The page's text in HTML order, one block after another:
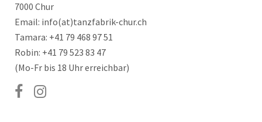
7000 Chur
Email: info(at)tanzfabrik-chur.ch
Tamara: +41 79 468 97 51
Robin: +41 79 523 83 47
(Mo-Fr bis 18 Uhr erreichbar)